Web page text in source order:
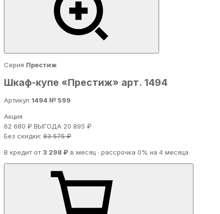
Серия Престиж
Шкаф-купе «Престиж» арт. 1494
Артикул 1494 № 599
Акция
62 680 ₽ ВЫГОДА 20 895 ₽
Без скидки: 83 575 ₽
В кредит от 3 298 ₽ в месяц · рассрочка 0% на 4 месяца